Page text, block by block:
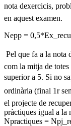
nota dexercicis,
en aquest examen.
Nepp =
 Pel que fa a la
com la mitja de
superior a 5. Si no
ordinària (final 1r
el projecte de
pràctiques igual a la
Npractiques =